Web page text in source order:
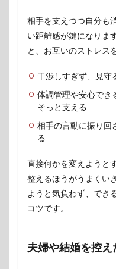
相手を支えつつ自分も
い距離感が鍵になりま
と、お互いのストレス
干渉しすぎず、見守
体調管理や安心でき
そっと支える
相手の言動に振り回
る
直接何かを変えようと
整えるほうがうまくい
ようと気負わず、でき
コツです。
夫婦や結婚を控